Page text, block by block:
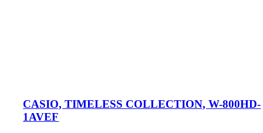
CASIO, TIMELESS COLLECTION, W-800HD-
1AVEF